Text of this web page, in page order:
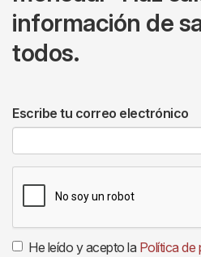
información de
todos.
Escribe tu correo electrónico
He leído y acepto la Política de